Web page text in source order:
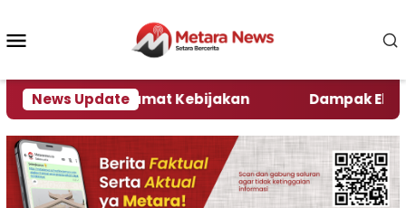
konten
News Update
Ini Kata Pengamat Kebijakan Dampak El